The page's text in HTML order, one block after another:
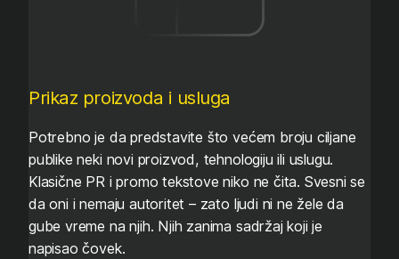
Prikaz proizvoda i usluga
Potrebno je da predstavite što većem broju ciljane
publike neki novi proizvod, tehnologiju ili uslugu.
Klasične PR i promo tekstove niko ne čita. Svesni se
da oni i nemaju autoritet – zato ljudi ni ne žele da
gube vreme na njih. Njih zanima sadržaj koji je
napisao čovek.